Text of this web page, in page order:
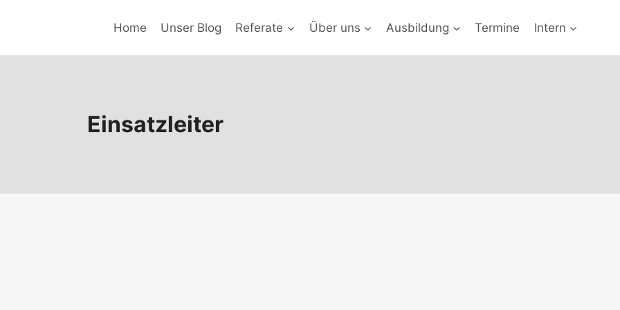
Home Unser Blog Referate Über uns Ausbildung Termine Intern
Einsatzleiter